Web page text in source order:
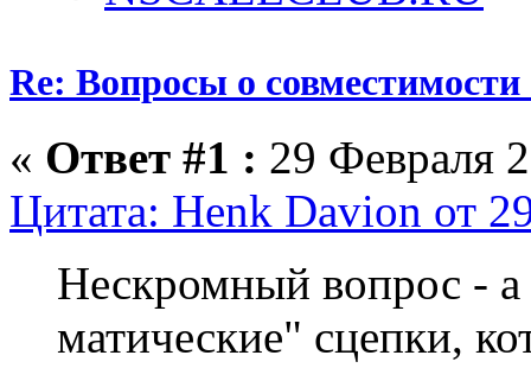
Re: Вопросы о
« Ответ #1 : 29 Февраля
Цитата: Henk Davion от
Нескромный вопрос -
матические" сцепки,